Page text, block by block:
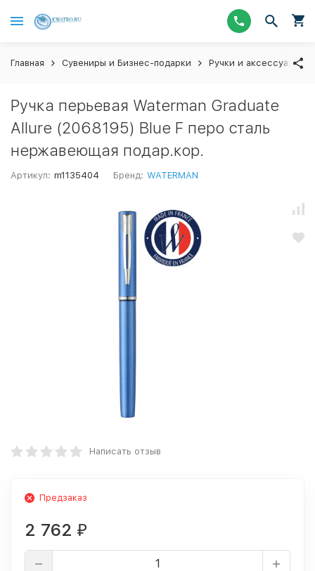
Главная Сувениры и Бизнес-подарки Ручки и аксессуары
Ручка перьевая Waterman Graduate
Allure (2068195) Blue F перо сталь
нержавеющая подар.кор.
Артикул: m1135404 Бренд: WATERMAN
Написать отзыв
Предзаказ
2 762 ₽